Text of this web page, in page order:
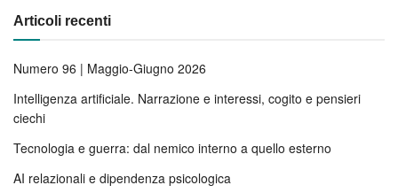
Articoli recenti
Numero 96 | Maggio-Giugno 2026
Intelligenza artificiale. Narrazione e interessi, cogito e pensieri
ciechi
Tecnologia e guerra: dal nemico interno a quello esterno
AI relazionali e dipendenza psicologica